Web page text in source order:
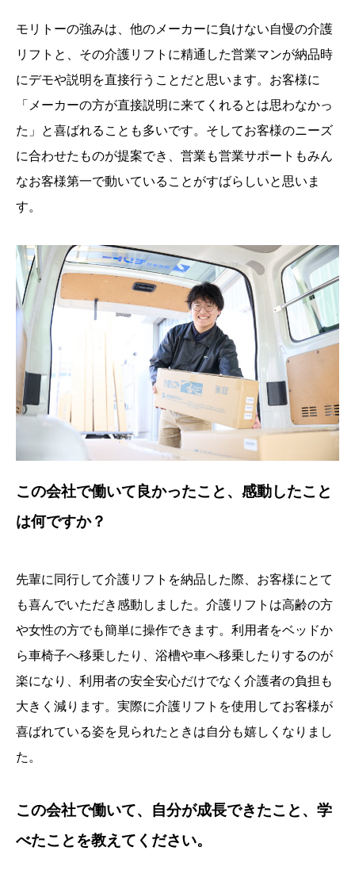
モリトーの強みは、他のメーカーに負けない自慢の介護
リフトと、その介護リフトに精通した営業マンが納品時
にデモや説明を直接行うことだと思います。お客様に
「メーカーの方が直接説明に来てくれるとは思わなかっ
た」と喜ばれることも多いです。そしてお客様のニーズ
に合わせたものが提案でき、営業も営業サポートもみん
なお客様第一で動いていることがすばらしいと思いま
す。
この会社で働いて良かったこと、感動したこと
は何ですか？
先輩に同行して介護リフトを納品した際、お客様にとて
も喜んでいただき感動しました。介護リフトは高齢の方
や女性の方でも簡単に操作できます。利用者をベッドか
ら車椅子へ移乗したり、浴槽や車へ移乗したりするのが
楽になり、利用者の安全安心だけでなく介護者の負担も
大きく減ります。実際に介護リフトを使用してお客様が
喜ばれている姿を見られたときは自分も嬉しくなりまし
た。
この会社で働いて、自分が成長できたこと、学
べたことを教えてください。